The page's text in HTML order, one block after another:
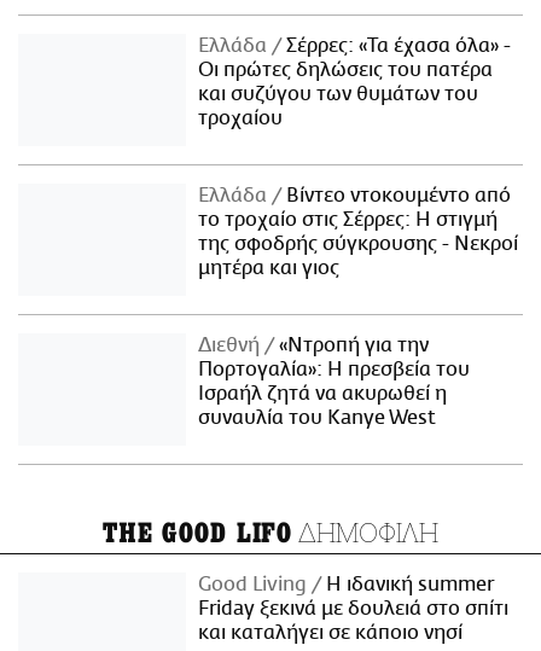
Ελλάδα
Σέρρες: «Τα έχασα όλα» -
Οι πρώτες δηλώσεις του πατέρα
και συζύγου των θυμάτων του
τροχαίου
Ελλάδα
Βίντεο ντοκουμέντο από
το τροχαίο στις Σέρρες: Η στιγμή
της σφοδρής σύγκρουσης - Νεκροί
μητέρα και γιος
Διεθνή
«Ντροπή για την
Πορτογαλία»: Η πρεσβεία του
Ισραήλ ζητά να ακυρωθεί η
συναυλία του Kanye West
THE GOOD LIFO ΔΗΜΟΦΙΛΗ
Good Living
Η ιδανική summer
Friday ξεκινά με δουλειά στο σπίτι
και καταλήγει σε κάποιο νησί